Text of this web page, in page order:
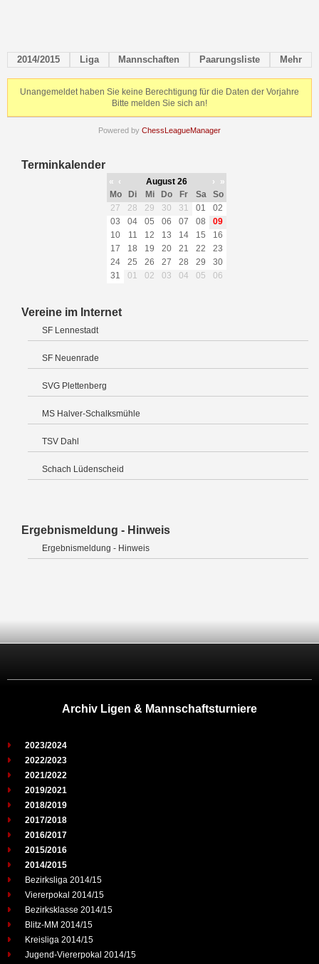
2014/2015 Liga Mannschaften Paarungsliste Mehr
Unangemeldet haben Sie keine Berechtigung für die Daten der Vorjahre
Bitte melden Sie sich an!
Powered by ChessLeagueManager
Terminkalender
« ‹ August 26 ›
»
Mo
Di Mi Do Fr Sa
So
27
28 29 30 31 01
02
03
04 05 06 07 08
09
10
11 12 13 14 15
16
17
18 19 20 21 22
23
24
25 26 27 28 29
30
31
01 02 03 04 05 06
Vereine im Internet
SF Lennestadt
SF Neuenrade
SVG Plettenberg
MS Halver-Schalksmühle
TSV Dahl
Schach Lüdenscheid
Ergebnismeldung - Hinweis
Ergebnismeldung - Hinweis
Archiv Ligen & Mannschaftsturniere
2023/2024
2022/2023
2021/2022
2019/2021
2018/2019
2017/2018
2016/2017
2015/2016
2014/2015
Bezirksliga 2014/15
Viererpokal 2014/15
Bezirksklasse 2014/15
Blitz-MM 2014/15
Kreisliga 2014/15
Jugend-Viererpokal 2014/15